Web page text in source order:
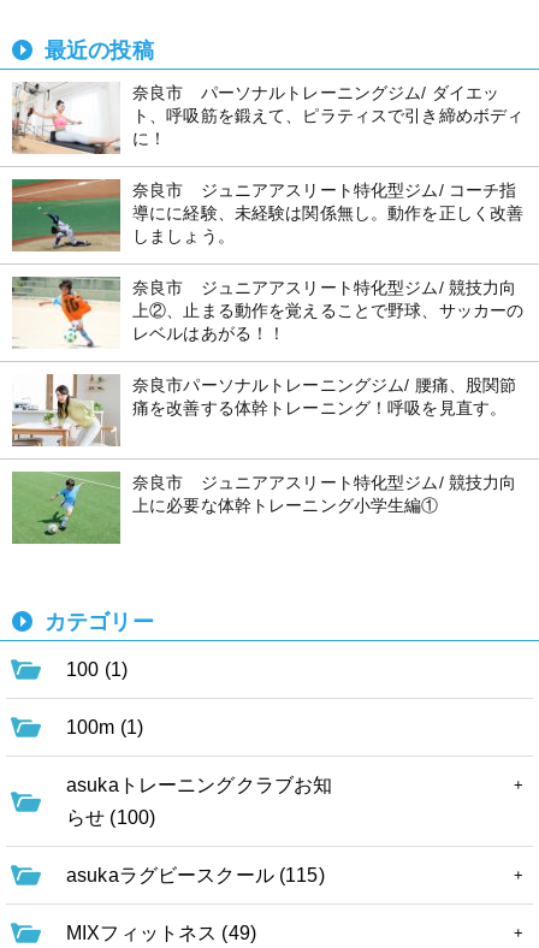
最近の投稿
奈良市 パーソナルトレーニングジム/ ダイエッ
ト、呼吸筋を鍛えて、ピラティスで引き締めボディ
に！
奈良市 ジュニアアスリート特化型ジム/ コーチ指
導にに経験、未経験は関係無し。動作を正しく改善
しましょう。
奈良市 ジュニアアスリート特化型ジム/ 競技力向
上②、止まる動作を覚えることで野球、サッカーの
レベルはあがる！！
奈良市パーソナルトレーニングジム/ 腰痛、股関節
痛を改善する体幹トレーニング！呼吸を見直す。
奈良市 ジュニアアスリート特化型ジム/ 競技力向
上に必要な体幹トレーニング小学生編①
カテゴリー
100 (1)
100m (1)
asukaトレーニングクラブお知
らせ (100)
asukaラグビースクール (115)
MIXフィットネス (49)